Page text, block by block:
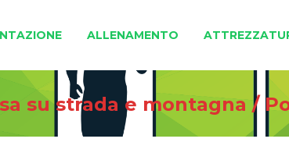
ALLENAMENTO
su strada e montagna /